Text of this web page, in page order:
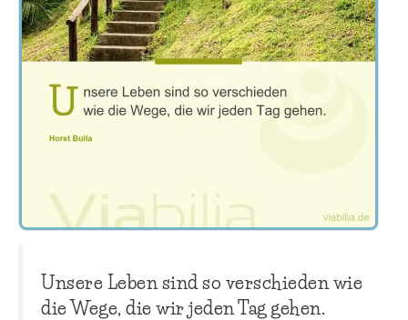
Unsere Leben sind so verschieden wie
die Wege, die wir jeden Tag gehen.